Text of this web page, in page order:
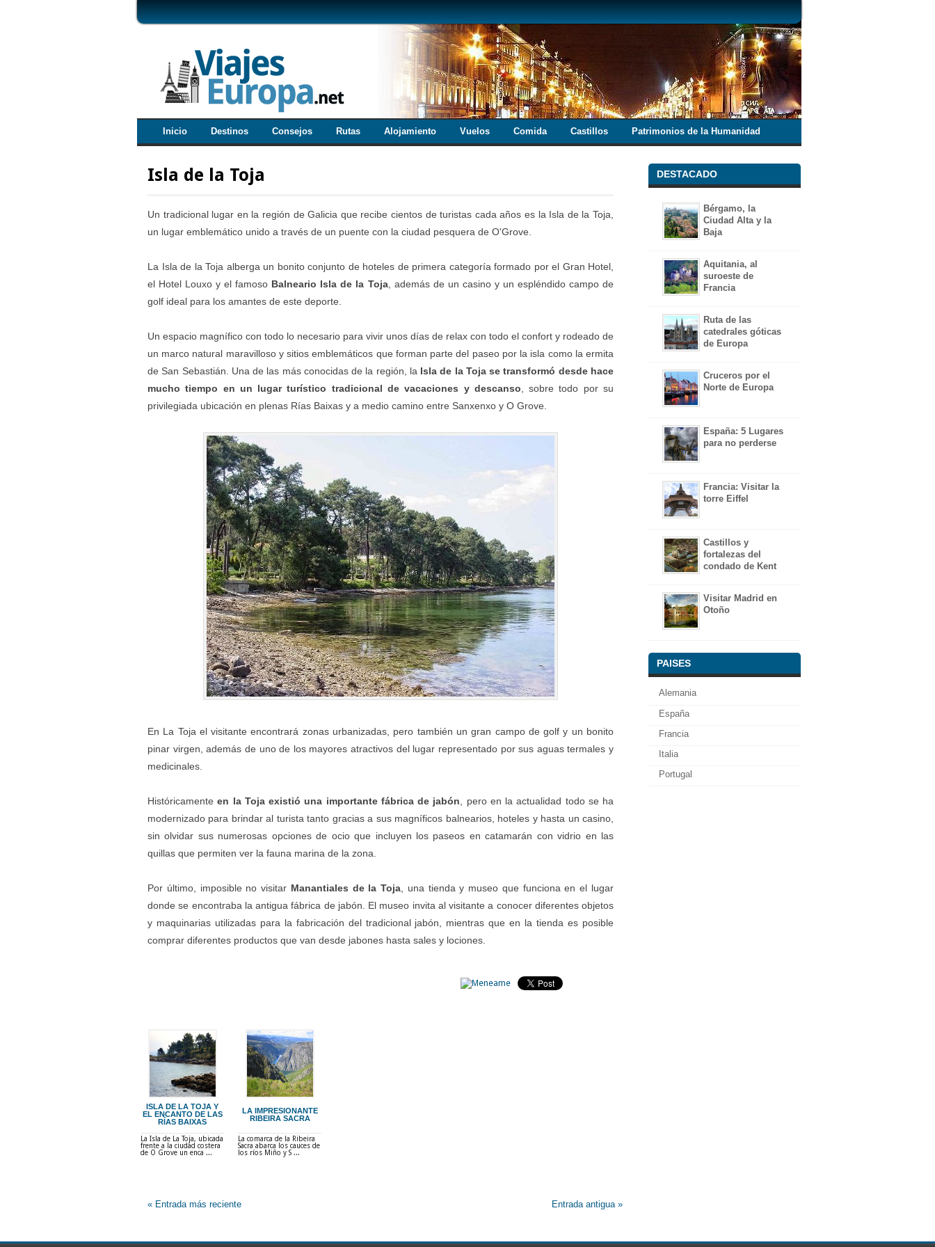
Inicio Destinos Consejos Rutas Alojamiento Vuelos Comida Castillos Patrimonios de la Humanidad
Isla de la Toja
Un tradicional lugar en la región de Galicia que recibe cientos de turistas cada años es la Isla de la Toja,
un lugar emblemático unido a través de un puente con la ciudad pesquera de O'Grove.
La Isla de la Toja alberga un bonito conjunto de hoteles de primera categoría formado por el Gran Hotel,
el Hotel Louxo y el famoso Balneario Isla de la Toja, además de un casino y un espléndido campo de
golf ideal para los amantes de este deporte.
Un espacio magnífico con todo lo necesario para vivir unos días de relax con todo el confort y rodeado de
un marco natural maravilloso y sitios emblemáticos que forman parte del paseo por la isla como la ermita
de San Sebastián. Una de las más conocidas de la región, la Isla de la Toja se transformó desde hace
mucho tiempo en un lugar turístico tradicional de vacaciones y descanso, sobre todo por su
privilegiada ubicación en plenas Rías Baixas y a medio camino entre Sanxenxo y O Grove.
En La Toja el visitante encontrará zonas urbanizadas, pero también un gran campo de golf y un bonito
pinar virgen, además de uno de los mayores atractivos del lugar representado por sus aguas termales y
medicinales.
Históricamenteen la Toja existió una importante fábrica de jabón, pero en la actualidad todo se ha
modernizado para brindar al turista tanto gracias a sus magníficos balnearios, hoteles y hasta un casino,
sin olvidar sus numerosas opciones de ocio que incluyen los paseos en catamarán con vidrio en las
quillas que permiten ver la fauna marina de la zona.
Por último, imposible no visitar Manantiales de la Toja, una tienda y museo que funciona en el lugar
donde se encontraba la antigua fábrica de jabón. El museo invita al visitante a conocer diferentes objetos
y maquinarias utilizadas para la fabricación del tradicional jabón, mientras que en la tienda es posible
comprar diferentes productos que van desde jabones hasta sales y lociones.
ISLA DE LA TOJA Y
EL ENCANTO DE LAS
RÍAS BAIXAS
La Isla de La Toja, ubicada
frente a la ciudad costera
de O Grove un enca ...
LA IMPRESIONANTE
RIBEIRA SACRA
La comarca de la Ribeira
Sacra abarca los cauces de
los ríos Miño y S ...
« Entrada más reciente Entrada antigua »
DESTACADO
Bérgamo, la
Ciudad Alta y la
Baja
Aquitania, al
suroeste de
Francia
Ruta de las
catedrales góticas
de Europa
Cruceros por el
Norte de Europa
España: 5 Lugares
para no perderse
Francia: Visitar la
torre Eiffel
Castillos y
fortalezas del
condado de Kent
Visitar Madrid en
Otoño
PAISES
Alemania
España
Francia
Italia
Portugal